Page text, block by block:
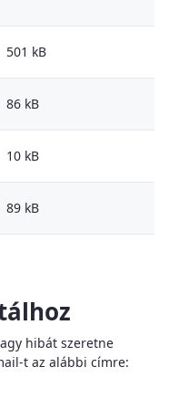
501 kB
86 kB
10 kB
89 kB
hibát szeretne
t az alábbi címre: